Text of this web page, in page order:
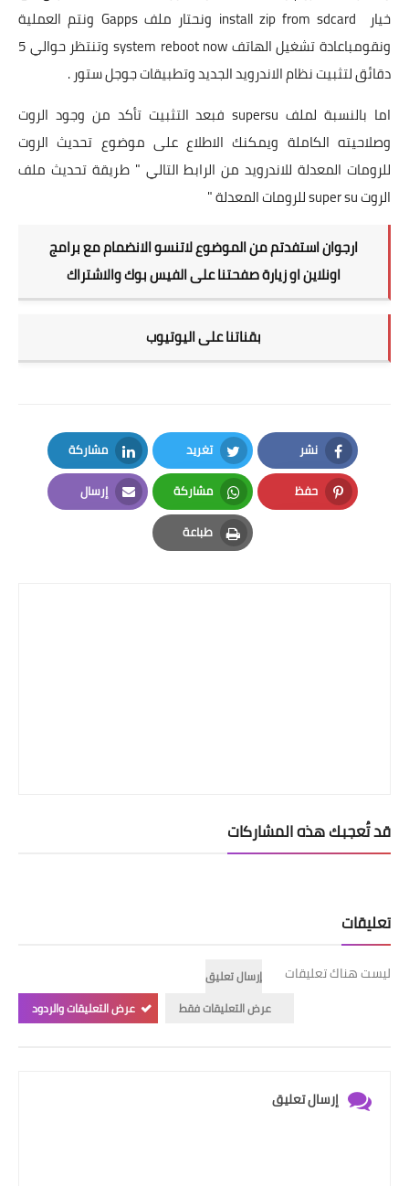
خيار install zip from sdcard ونحتار ملف Gapps ونتم العملية
ونقومباعادة تشغيل الهاتف system reboot now وتنتظر حوالي 5
دقائق لتثبيت نظام الاندرويد الجديد وتطبيقات جوجل ستور .
اما بالنسبة لملف supersu فبعد التثبيت تأكد من وجود الروت
وصلاحيته الكاملة ويمكنك الاطلاع على موضوع تحديث الروت
للرومات المعدلة للاندرويد من الرابط التالي " طريقة تحديث ملف
الروت super su للرومات المعدلة "
ارجوان استفدتم من الموضوع لاتنسو الانضمام مع برامج
اونلاين او زيارة صفحتنا على الفيس بوك والاشتراك
بقناتنا على اليوتيوب
نشر
Facebook
تغريد
Twitter
مشاركة
LinkedIn
حفظ
Pinterest
مشاركة
Whatsapp
إرسال
Email
طباعة
Print
قد تُعجبك هذه المشاركات
تعليقات
ليست هناك تعليقات
إرسال تعليق
عرض التعليقات فقط
عرض التعليقات والردود
إرسال تعليق